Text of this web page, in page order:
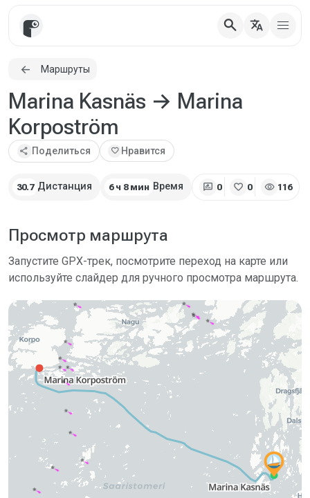
search translate
Маршруты
Marina Kasnäs → Marina
Korpoström
share Поделиться favorite Нравится
30.7 Дистанция 6 ч 8 мин Время rate_review 0 favorite 0 visibility 116
Просмотр маршрута
Запустите GPX-трек, посмотрите переход на карте или
используйте слайдер для ручного просмотра маршрута.